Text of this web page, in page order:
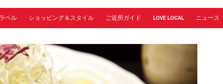
ベル ショッピング＆スタイル ご近所ガイド LOVE LOCAL ニュース